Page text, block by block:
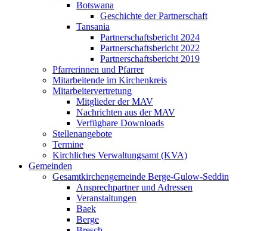
Botswana
Geschichte der Partnerschaft
Tansania
Partnerschaftsbericht 2024
Partnerschaftsbericht 2022
Partnerschaftsbericht 2019
Pfarrerinnen und Pfarrer
Mitarbeitende im Kirchenkreis
Mitarbeitervertretung
Mitglieder der MAV
Nachrichten aus der MAV
Verfügbare Downloads
Stellenangebote
Termine
Kirchliches Verwaltungsamt (KVA)
Gemeinden
Gesamtkirchengemeinde Berge-Gulow-Seddin
Ansprechpartner und Adressen
Veranstaltungen
Baek
Berge